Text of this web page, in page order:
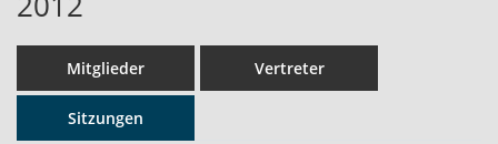
Mitglieder Vertreter
Sitzungen